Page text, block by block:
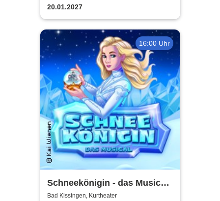
Abschiedstournee - Die
Zugabe
20.01.2027
16:00 Uhr
Schneekönigin - das Musical |
Theater Liberi
Bad Kissingen, Kurtheater